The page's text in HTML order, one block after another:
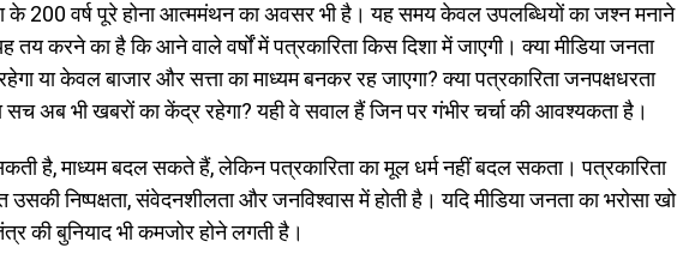
के 200 वर्ष पूरे होना आत्ममंथन का अवसर भी है। यह समय केवल उपलब्धियों का जश्न मनाने
तय करने का है कि आने वाले वर्षों में पत्रकारिता किस दिशा में जाएगी। क्या मीडिया जनता
या केवल बाजार और सत्ता का माध्यम बनकर रह जाएगा? क्या पत्रकारिता जनपक्षधरता
सच अब भी खबरों का केंद्र रहेगा? यही वे सवाल हैं जिन पर गंभीर चर्चा की आवश्यकता है।
है, माध्यम बदल सकते हैं, लेकिन पत्रकारिता का मूल धर्म नहीं बदल सकता। पत्रकारिता
निष्पक्षता, संवेदनशीलता और जनविश्वास में होती है। यदि मीडिया जनता का भरोसा खो
की बुनियाद भी कमजोर होने लगती है।